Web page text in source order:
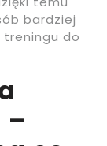
bardziej
treningu do